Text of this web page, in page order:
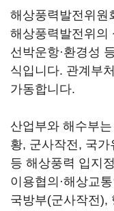
해상풍력발전위원
해상풍력발전위의
선박운항·환경성
식입니다. 관계부
가동합니다.
산업부와 해수부
황, 군사작전, 국가
등 해상풍력 입지
이용협의·해상교
국방부(군사작전),